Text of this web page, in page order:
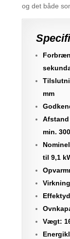
og det både
mm
min.
til 9,1
Vægt: